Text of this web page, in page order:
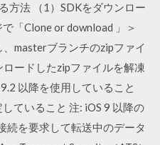
方法 （1）SDKをダウンロー
「Clone or download 」＞
masterブランチのzipファイ
ードしたzipファイルを解凍
以降を使用していること
ていること 注: iOS 9 以降の
続を要求して転送中のデータ